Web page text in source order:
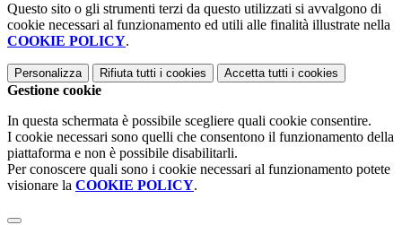
Questo sito o gli strumenti terzi da questo utilizzati si avvalgono di
cookie necessari al funzionamento ed utili alle finalità illustrate nella
COOKIE POLICY.
Personalizza Rifiuta tutti i cookies Accetta tutti i cookies
Gestione cookie
In questa schermata è possibile scegliere quali cookie consentire.
I cookie necessari sono quelli che consentono il funzionamento della
piattaforma e non è possibile disabilitarli.
Per conoscere quali sono i cookie necessari al funzionamento potete
visionare la COOKIE POLICY.